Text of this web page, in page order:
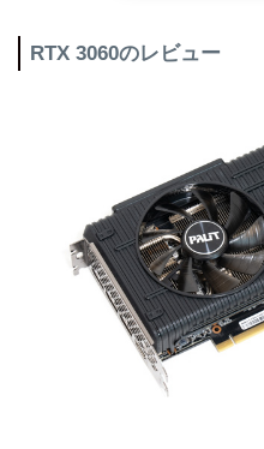
RTX 3060のレビュー